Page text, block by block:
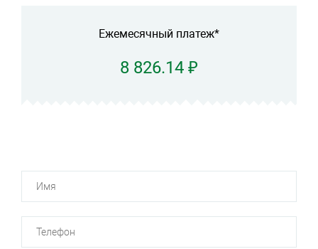
Ежемесячный платеж*
8 826.14 ₽